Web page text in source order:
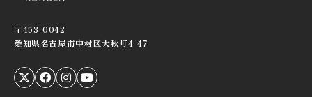
〒453-0042
愛知県名古屋市中村区大秋町4-47